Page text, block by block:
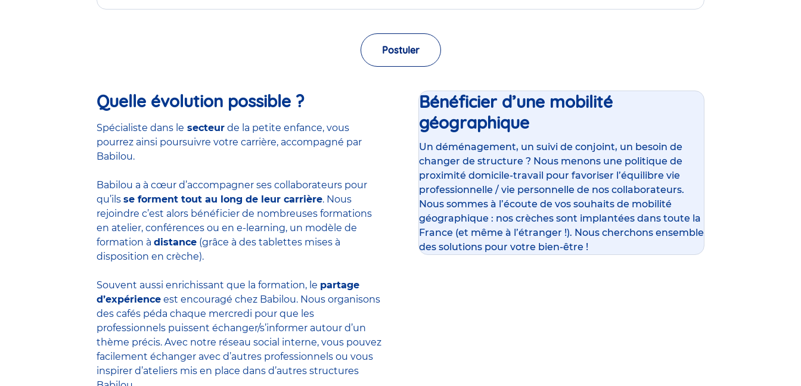
Postuler
Quelle évolution possible ?
Spécialiste dans le secteur de la petite enfance, vous
pourrez ainsi poursuivre votre carrière, accompagné par
Babilou.
Babilou a à cœur d’accompagner ses collaborateurs pour
qu’ils se forment tout au long de leur carrière. Nous
rejoindre c’est alors bénéficier de nombreuses formations
en atelier, conférences ou en e-learning, un modèle de
formation à distance (grâce à des tablettes mises à
disposition en crèche).
Souvent aussi enrichissant que la formation, le partage
d’expérience est encouragé chez Babilou. Nous organisons
des cafés péda chaque mercredi pour que les
professionnels puissent échanger/s’informer autour d’un
thème précis. Avec notre réseau social interne, vous pouvez
facilement échanger avec d’autres professionnels ou vous
inspirer d’ateliers mis en place dans d’autres structures
Bénéficier d’une mobilité
géographique
Un déménagement, un suivi de conjoint, un besoin de
changer de structure ? Nous menons une politique de
proximité domicile-travail pour favoriser l’équilibre vie
professionnelle / vie personnelle de nos collaborateurs.
Nous sommes à l’écoute de vos souhaits de mobilité
géographique : nos crèches sont implantées dans toute la
France (et même à l’étranger !). Nous cherchons ensemble
des solutions pour votre bien-être !